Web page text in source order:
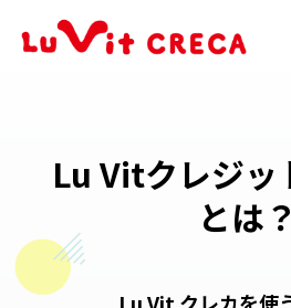
Lu Vitクレジッ
とは？